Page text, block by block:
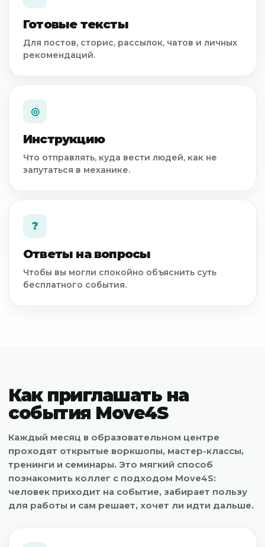
Готовые тексты
Для постов, сторис, рассылок, чатов и личных
рекомендаций.
◎
Инструкцию
Что отправлять, куда вести людей, как не
запутаться в механике.
?
Ответы на вопросы
Чтобы вы могли спокойно объяснить суть
бесплатного события.
Как приглашать на
события Move4S
Каждый месяц в образовательном центре
проходят открытые воркшопы, мастер-классы,
тренинги и семинары. Это мягкий способ
познакомить коллег с подходом Move4S:
человек приходит на событие, забирает пользу
для работы и сам решает, хочет ли идти дальше.
ЦЕНТР ФИТНЕСА И ЗДОРОВЬЯ»
БИК: 044525104
К/С: 30101810745374525104
Р/С: 40702810320000252304
© Все права защищены. 2021-2026
центра фитнеса и здоровья размещены на сайте с их согласия.
Посетителям сайта разрешено исключительно ознакомление
с указанными данными (доступ). Копирование, дальнейшее